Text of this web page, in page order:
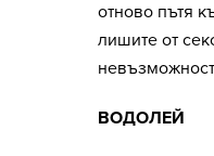
отново пътя
лишите от
ВОДОЛЕЙ